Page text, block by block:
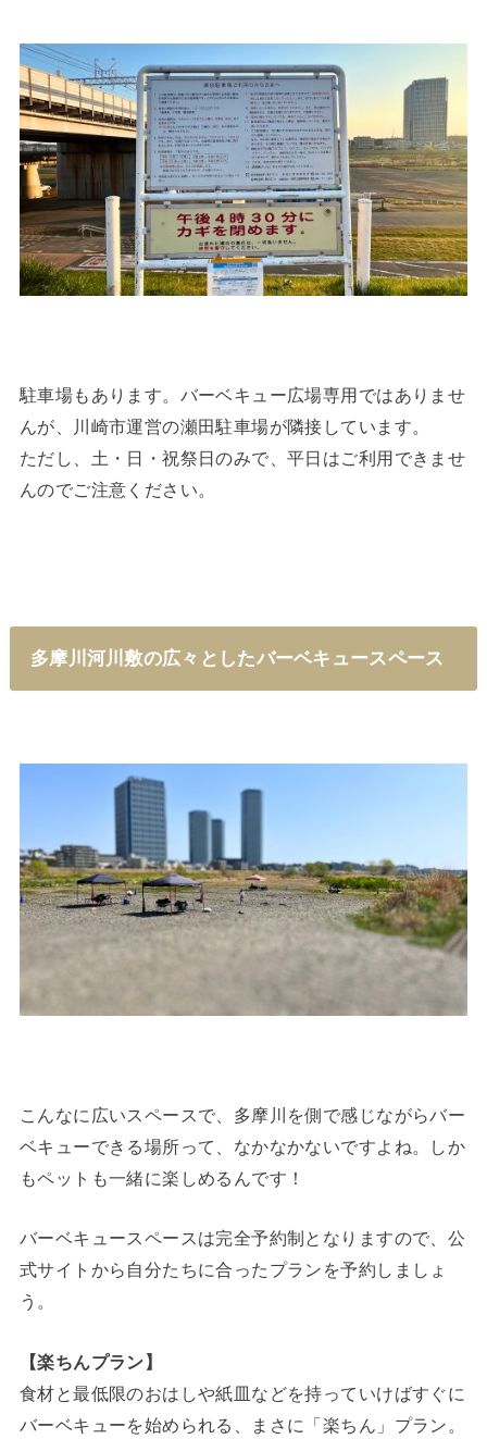
駐車場もあります。バーベキュー広場専用ではありませ
んが、川崎市運営の瀬田駐車場が隣接しています。
ただし、土・日・祝祭日のみで、平日はご利用できませ
んのでご注意ください。
多摩川河川敷の広々としたバーベキュースペース
こんなに広いスペースで、多摩川を側で感じながらバー
ベキューできる場所って、なかなかないですよね。しか
もペットも一緒に楽しめるんです！
バーベキュースペースは完全予約制となりますので、公
式サイトから自分たちに合ったプランを予約しましょ
う。
【楽ちんプラン】
食材と最低限のおはしや紙皿などを持っていけばすぐに
バーベキューを始められる、まさに「楽ちん」プラン。